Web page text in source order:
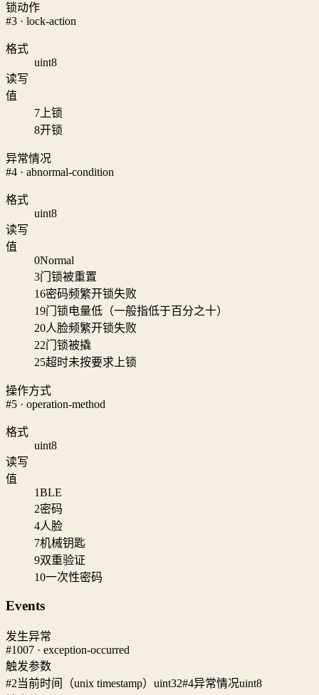
锁动作
#3 · lock-action
格式
uint8
读写
值
7 上锁
8开锁
异常情况
#4 · abnormal-condition
格式
uint8
读写
值
0Normal
3门锁被重置
16密码频繁开锁失败
19门锁电量低（一般指低于百分之十）
20人脸频繁开锁失败
22门锁被撬
25超时未按要求上锁
操作方式
#5 · operation-method
格式
uint8
读写
值
1BLE
2密码
4人脸
7机械钥匙
9双重验证
10一次性密码
Events
发生异常
#1007 · exception-occurred
触发参数
#2当前时间（unix timestamp） uint32#4异常情况uint8